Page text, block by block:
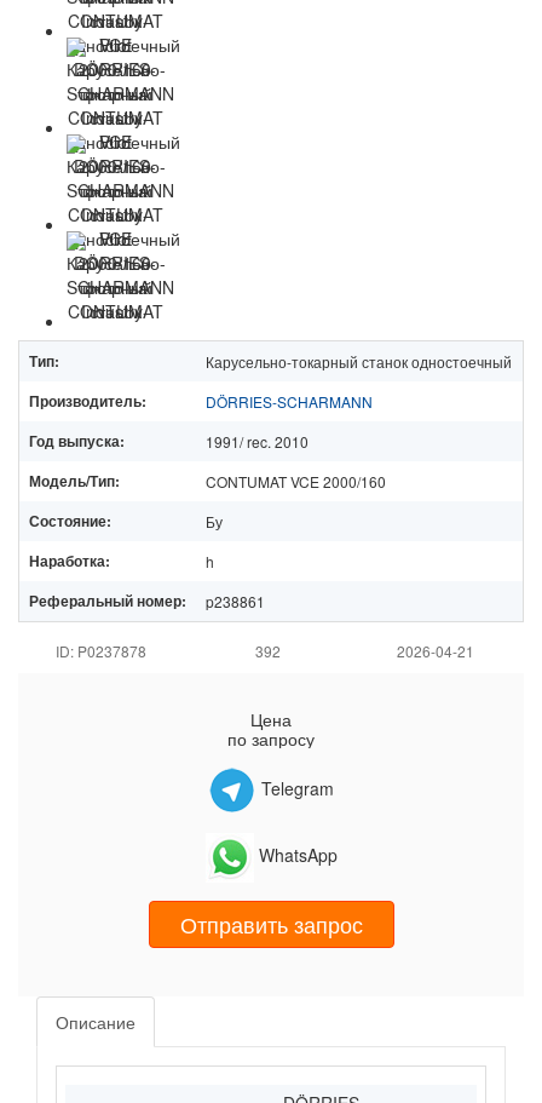
Тип: Карусельно-токарный станок одностоечный
Производитель: DÖRRIES-SCHARMANN
Год выпуска: 1991/ rec. 2010
Модель/Тип: CONTUMAT VCE 2000/160
Состояние: Бу
Наработка: h
Реферальный номер: p238861
ID: P0237878 392 2026-04-21
Цена
по запросу
Telegram
WhatsApp
Отправить запрос
Описание